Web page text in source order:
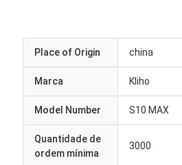
Place of Origin china
Marca Kliho
Model Number S10 MAX
Quantidade de
ordem mínima
3000